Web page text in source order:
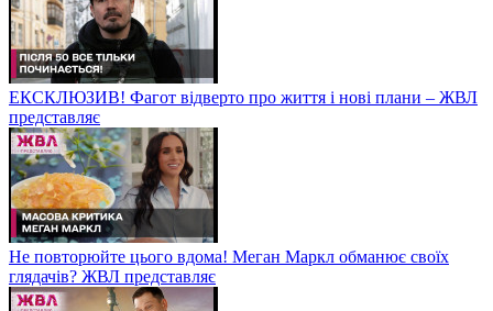
ЕКСКЛЮЗИВ! Фагот відверто про життя і нові плани – ЖВЛ
представляє
Не повторюйте цього вдома! Меган Маркл обманює своїх
глядачів? ЖВЛ представляє